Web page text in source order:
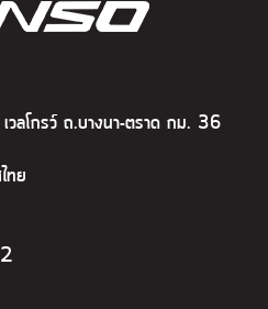
ลโกรว์ ถ.บางนา-ตราด กม. 36
ทย